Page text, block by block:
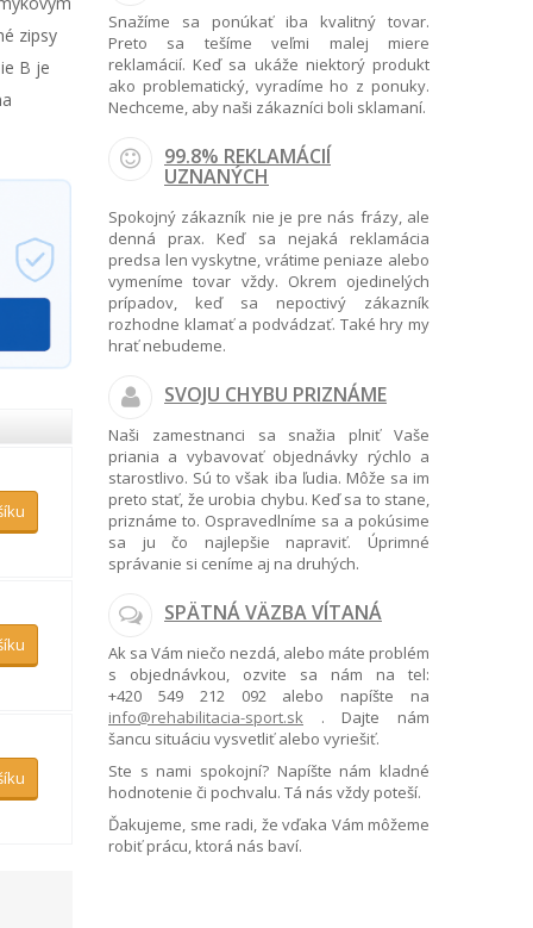
zipsy
B je
Snažíme sa ponúkať iba kvalitný tovar.
Preto sa tešíme veľmi malej miere
reklamácií. Keď sa ukáže niektorý produkt
ako problematický, vyradíme ho z ponuky.
Nechceme, aby naši zákazníci boli sklamaní.
99.8% REKLAMÁCIÍ
UZNANÝCH
Spokojný zákazník nie je pre nás frázy, ale
denná prax. Keď sa nejaká reklamácia
predsa len vyskytne, vrátime peniaze alebo
vymeníme tovar vždy. Okrem ojedinelých
prípadov, keď sa nepoctivý zákazník
rozhodne klamať a podvádzať. Také hry my
hrať nebudeme.
SVOJU CHYBU PRIZNÁME
Naši zamestnanci sa snažia plniť Vaše
priania a vybavovať objednávky rýchlo a
starostlivo. Sú to však iba ľudia. Môže sa im
preto stať, že urobia chybu. Keď sa to stane,
priznáme to. Ospravedlníme sa a pokúsime
sa ju čo najlepšie napraviť. Úprimné
správanie si ceníme aj na druhých.
SPÄTNÁ VÄZBA VÍTANÁ
Ak sa Vám niečo nezdá, alebo máte problém
s objednávkou, ozvite sa nám na tel:
+420 549 212 092alebo napíšte na
info@rehabilitacia-sport.sk . Dajte nám
šancu situáciu vysvetliť alebo vyriešiť.
Ste s nami spokojní? Napíšte nám kladné
hodnotenie či pochvalu. Tá nás vždy poteší.
Ďakujeme, sme radi, že vďaka Vám môžeme
robiť prácu, ktorá nás baví.